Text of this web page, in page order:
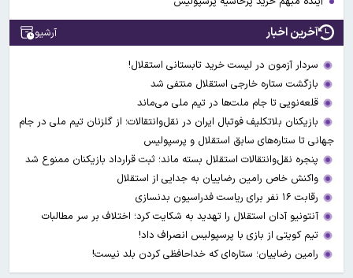
آخرین اخبار آرشیو
سردار آزمون در لیست خرید تابستانی استقلال!
بازگشت ستاره خارجی استقلال منتفی شد
قلعه‌نویی تا جام ملت‌ها در تیم ملی می‌ماند
بازیکنان بلاتکلیف فوتبال ایران در نقل‌وانتقالات؛ از گلزنان تیم ملی در جام
جهانی تا ستاره‌های سابق استقلال و پرسپولیس
پنجره نقل‌وانتقالات استقلال بسته ماند؛ ثبت قرارداد بازیکنان ممنوع شد
واکنش خاص رامین رضاییان به جدایی از استقلال
رقابت ۱۶ نفر برای ریاست فدراسیون بدنسازی
آنتونیو آدان استقلال را تهدید به شکایت کرد؛ اختلاف بر سر مطالبات
تیم کویتی از بازی با پرسپولیس انصراف داد!
رامین رضاییان؛ ستاره‌ای که خداحافظی کردن بلد نیست!